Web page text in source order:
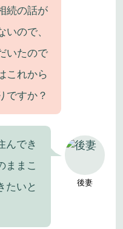
続の話が
いので、
いたので
これから
ですか？
後妻
んでき
ままこ
たいと